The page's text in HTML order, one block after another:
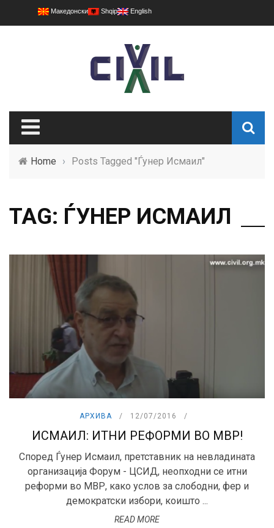
Македонски Shqip English
Home › Posts Tagged "Ѓунер Исмаил"
TAG: ЃУНЕР ИСМАИЛ
АРХИВА 12/07/2016
ИСМАИЛ: ИТНИ РЕФОРМИ ВО МВР!
Според Ѓунер Исмаил, претставник на невладината
организација Форум - ЦСИД, неопходни се итни
реформи во МВР, како услов за слободни, фер и
демократски избори, коишто ...
READ MORE